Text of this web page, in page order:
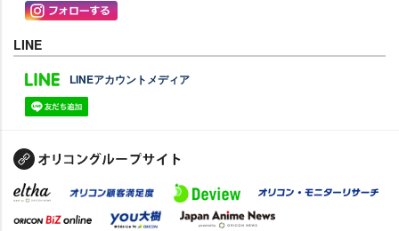
LINE
LINEアカウントメディア